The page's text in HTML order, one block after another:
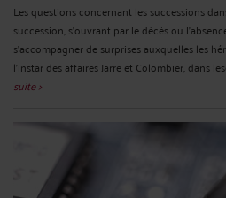
Les questions concernant les successions
succession, s’ouvrant par le décès ou
s’accompagner de surprises auxquelles les
l’instar des affaires Jarre et Colombier, dans
suite >